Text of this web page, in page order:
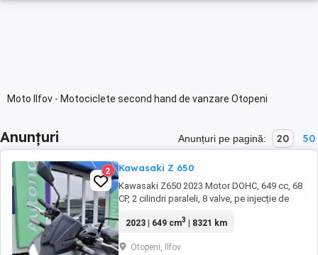
Moto Ilfov - Motociclete second hand de vanzare Otopeni
Anunțuri Anunțuri pe pagină: 20 50
2 Kawasaki Z 650
Kawasaki Z650 2023 Motor DOHC, 649 cc, 68
CP, 2 cilindri paraleli, 8 valve, pe injecție de
Nm la 6700 rpm Raport compresie 10.8:1
ABS Transmisie pe lanț Frână față cu 2
2023 | 649 cm3 | 8321 km
Otopeni, Ilfov